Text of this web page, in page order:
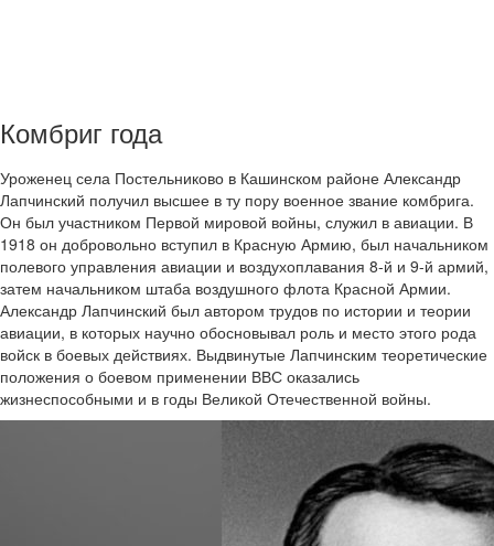
Комбриг года
Уроженец села Постельниково в Кашинском районе Александр
Лапчинский получил высшее в ту пору военное звание комбрига.
Он был участником Первой мировой войны, служил в авиации. В
1918 он добровольно вступил в Красную Армию, был начальником
полевого управления авиации и воздухоплавания 8-й и 9-й армий,
затем начальником штаба воздушного флота Красной Армии.
Александр Лапчинский был автором трудов по истории и теории
авиации, в которых научно обосновывал роль и место этого рода
войск в боевых действиях. Выдвинутые Лапчинским теоретические
положения о боевом применении ВВС оказались
жизнеспособными и в годы Великой Отечественной войны.